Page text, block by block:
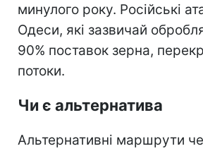
минулого року. Російські
Одеси, які зазвичай
90% поставок зерна,
потоки.
Чи є альтернатива
Альтернативні маршрути